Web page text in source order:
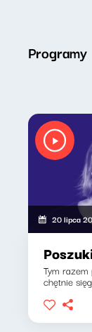
Programy
20 lipca
Tym
chętnie